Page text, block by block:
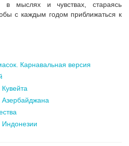
в мыслях и чувствах, стараясь
с каждым годом приближаться к
Карнавальная версия
Азербайджана
Индонезии